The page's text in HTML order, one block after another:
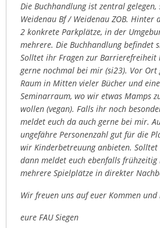
Die Buchhandlung ist zentral
Weidenau Bf / Weidenau ZOB. Hinter
2 konkrete Parkplätze, in der
mehrere. Die Buchhandlung befindet
Solltet ihr Fragen zur Barrierefreiheit
gerne nochmal bei mir (si23). Vor
Raum in Mitten vieler Bücher und
Seminarraum, wo wir etwas Mamps
wollen (vegan). Falls ihr noch
meldet euch da auch gerne bei mir.
ungefähre Personenzahl gut für die
wir Kinderbetreuung anbieten.
dann meldet euch ebenfalls
mehrere Spielplätze in direkter
Wir freuen uns auf euer Kommen und
eure FAU Siegen